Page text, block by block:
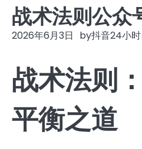
战术法则公众
2026年6月3日 by抖音24小
战术法则
平衡之道